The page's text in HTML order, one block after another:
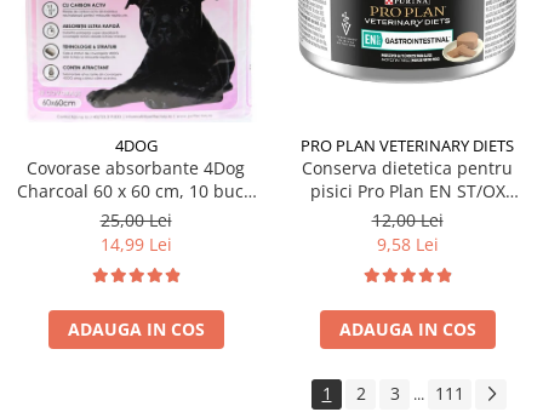
4DOG
Covorase absorbante 4Dog
Charcoal 60 x 60 cm, 10 buc /
pachet
25,00 Lei
14,99 Lei
ADAUGA IN COS
PRO PLAN VETERINARY DIETS
Conserva dietetica pentru
pisici Pro Plan EN ST/OX
Gastrointestinal 195 gr
12,00 Lei
9,58 Lei
ADAUGA IN COS
1 2 3 ... 111